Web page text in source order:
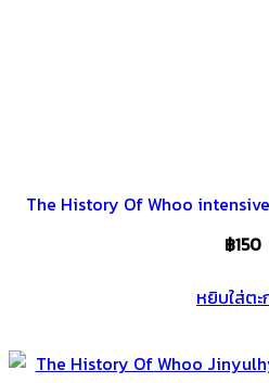
The History Of Whoo
฿150
หยิบใส่ตะ